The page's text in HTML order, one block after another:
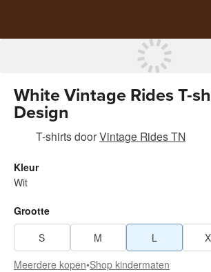
White Vintage Rides T-
Design
T-shirtsdoorVintage Rides TN
Kleur
Wit
Grootte
S
M L
Meerdere kopen•Shop kindermaten